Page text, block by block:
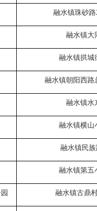
融水镇珠砂路
融水镇大
融水镇拱城
融水镇朝 阳西路
融水镇水
融水镇横山
融水镇民
融水镇第五
融水镇古鼎